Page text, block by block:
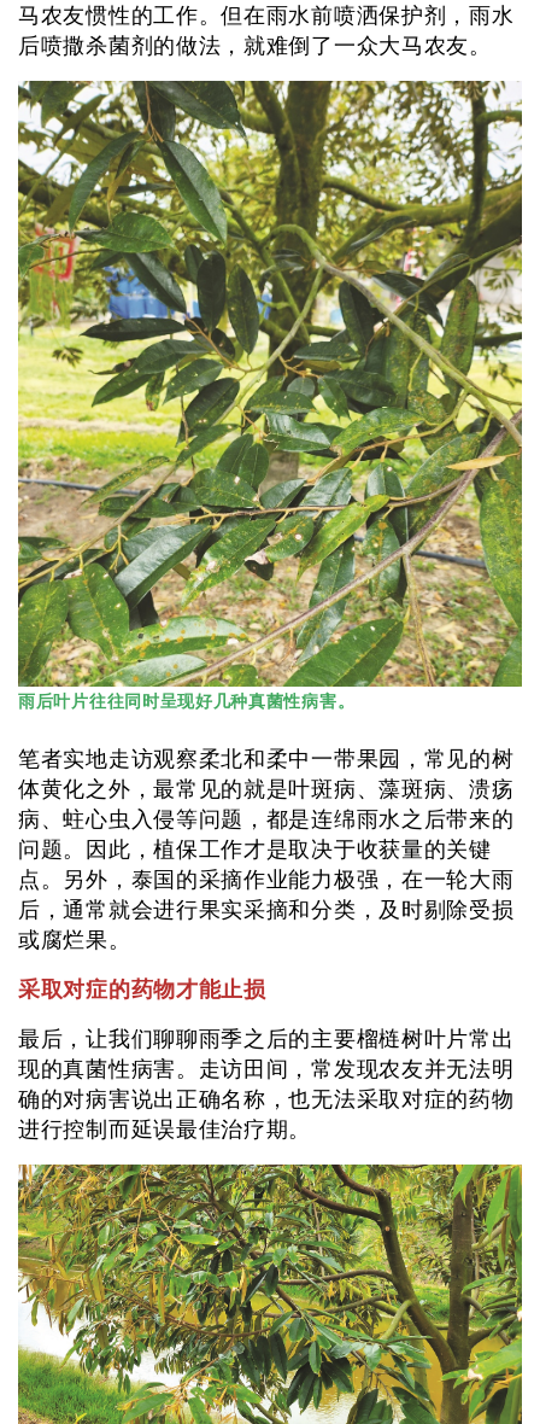
马农友惯性的工作。但在雨水前喷洒保护剂，雨水
后喷撒杀菌剂的做法，就难倒了一众大马农友。
雨后叶片往往同时呈现好几种真菌性病害。
笔者实地走访观察柔北和柔中一带果园，常见的树
体黄化之外，最常见的就是叶斑病、藻斑病、溃疡
病、蛀心虫入侵等问题，都是连绵雨水之后带来的
问题。因此，植保工作才是取决于收获量的关键
点。另外，泰国的采摘作业能力极强，在一轮大雨
后，通常就会进行果实采摘和分类，及时剔除受损
或腐烂果。
采取对症的药物才能止损
最后，让我们聊聊雨季之后的主要榴梿树叶片常出
现的真菌性病害。走访田间，常发现农友并无法明
确的对病害说出正确名称，也无法采取对症的药物
进行控制而延误最佳治疗期。